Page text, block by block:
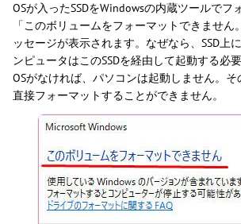
OSが入ったSSDをWindowsの内蔵ツールでフ
「このボリュームをフォーマットできません
ッセージが表示されます。なぜなら、SSD上
ンピュータはこのSSDを経由して起動する必
OSがなければ、パソコンは起動しません。
直接フォーマットすることができません。